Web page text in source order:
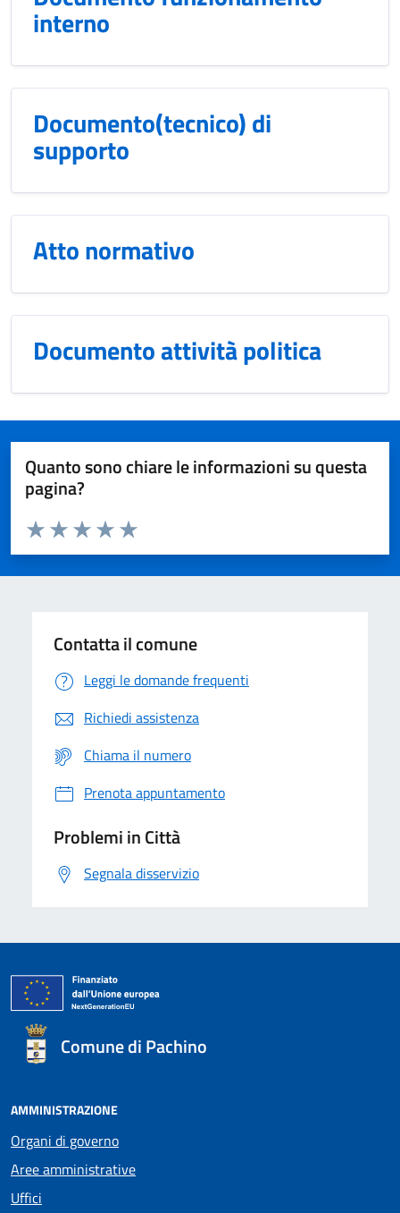
interno
Documento(tecnico) di
supporto
Atto normativo
Documento attività politica
Quanto sono chiare le informazioni su questa
pagina?
Domanda
Valuta da 1 a 5 stelle la pagina
Valuta 5 stelle su 5
Valuta 4 stelle su 5
Valuta 3 stelle su 5
Valuta 2 stelle su 5
Valuta 1 stelle su 5
Contatta il comune
Leggi le domande frequenti
Richiedi assistenza
Chiama il numero
Prenota appuntamento
Problemi in Città
Segnala disservizio
Comune di Pachino
AMMINISTRAZIONE
Organi di governo
Aree amministrative
Uffici